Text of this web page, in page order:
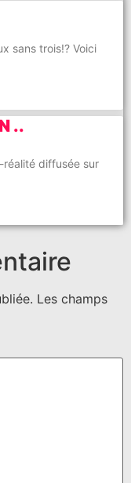
sans trois!? Voici
..
diffusée sur
Les champs